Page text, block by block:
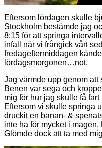
Eftersom lördagen skulle
Stockholm bestämde jag
8:15 för att springa
infall när vi frångick vårt
fredageftermiddagen
lördagsmorgonen…not.
Jag värmde upp genom att
Benen var sega och
mig för hur jag skulle få
Eftersom vi skulle springa
druckit en banan- &
inte ha för mycket i
Glömde dock att ta med